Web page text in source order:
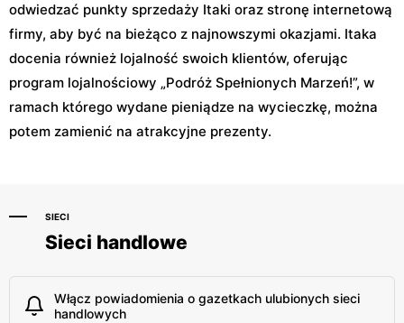
odwiedzać punkty sprzedaży Itaki oraz stronę internetową
firmy, aby być na bieżąco z najnowszymi okazjami. Itaka
docenia również lojalność swoich klientów, oferując
program lojalnościowy „Podróż Spełnionych Marzeń!”, w
ramach którego wydane pieniądze na wycieczkę, można
potem zamienić na atrakcyjne prezenty.
SIECI
Sieci handlowe
Włącz powiadomienia o gazetkach ulubionych sieci
handlowych